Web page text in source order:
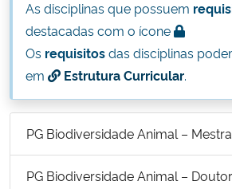
Ministério da Ciência, Tecnologia, Inovações e
Ministério do Meio Ambiente
Ministério do Turismo
Ministério do Desenvolvimento Regional
Controladoria-Geral da União
As disciplinas que possuem
destacadas com o ícone
Os requisitosdas disciplinas
em
Estrutura Curricular.
PG Biodiversidade Animal –
PG Biodiversidade Animal –